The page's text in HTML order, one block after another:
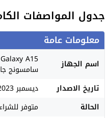
جدول المواصفات
معلومات عامة
اسم الجهاز A15
سامسونج
تاريخ الاصدار
ديسمبر 2023
الحالة
متوفر